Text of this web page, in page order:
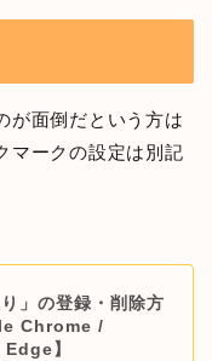
が面倒だという方は
マークの設定は別記
り」の登録・削除方
Chrome /
】